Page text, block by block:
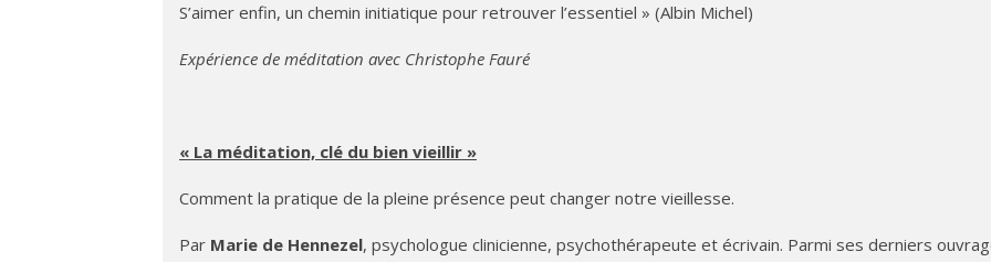
S’aimer enfin, un chemin initiatique pour retrouver l’essentiel » (Albin Michel)
Expérience de méditation avec Christophe Fauré
« La méditation, clé du bien vieillir »
Comment la pratique de la pleine présence peut changer notre vieillesse.
Par Marie de Hennezel, psychologue clinicienne, psychothérapeute et écrivain. Parmi ses derniers